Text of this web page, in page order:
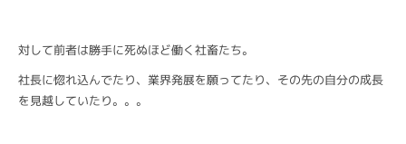
対して前者は勝手に死ぬほど働く社畜たち。
社長に惚れ込んでたり、業界発展を願ってたり、その先の自分の成長
を見越していたり。。。